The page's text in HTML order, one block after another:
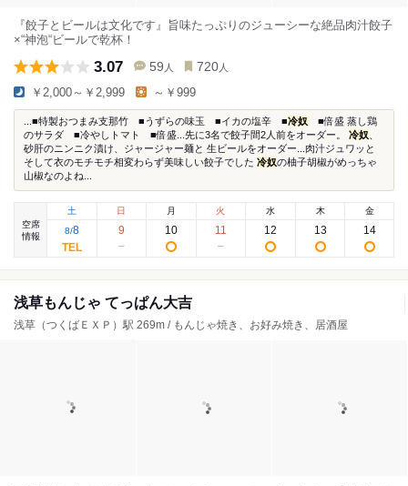
『餃子とビールは文化です』旨味たっぷりのジューシーな絶品肉汁餃子
×“神泡“ビールで乾杯！
3.07 59 人 720 人
￥2,000～￥2,999 ～￥999
...■特製おつまみ支那竹 ■うずらの味玉 ■イカの塩辛 ■冷奴 ■倍盛 蒸し鶏
のサラダ ■冷やしトマト ■倍盛...先に3名で餃子間2人前をオーダー。 冷奴
砂肝のニンニク漬け、ジャージャー麺と 生ビールをオーダー...肉汁ジュワッと
そして衣のモチモチ相変わらず美味しい餃子でした 冷奴の柚子胡椒がめっちゃ
山椒なのよね...
空席
情報
土
8/8
日
9
月
10
火
11
水
12
木
13
金
14
浅草もんじゃ てっぱん大吉
浅草（つくばＥＸＰ）駅 269m / もんじゃ焼き、お好み焼き、居酒屋